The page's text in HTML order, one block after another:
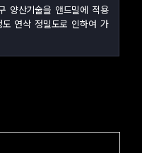
양산기술을 앤드밀에 적용
연삭 정밀도로 인하여 가